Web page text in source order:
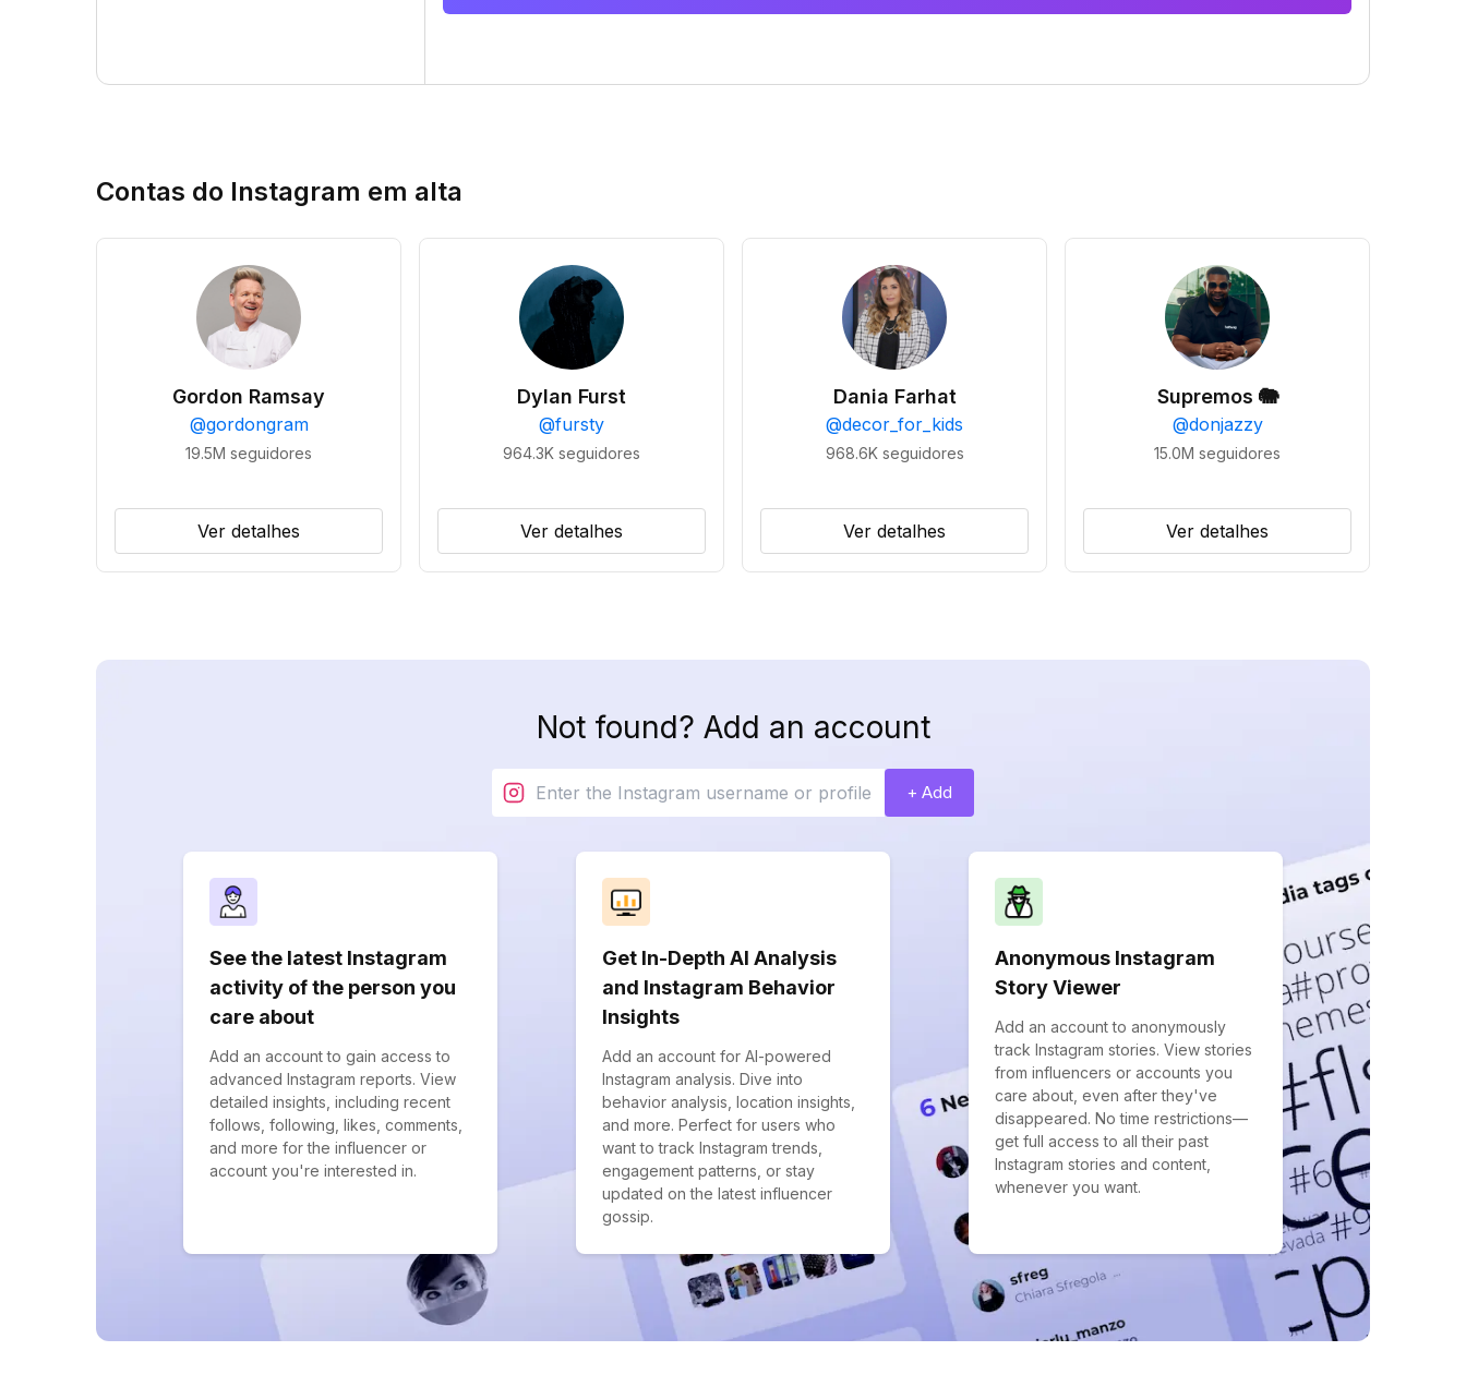
Contas do Instagram em alta
Gordon Ramsay
@gordongram
19.5M seguidores
Ver detalhes
Dylan Furst
@fursty
964.3K seguidores
Ver detalhes
Dania Farhat
@decor_for_kids
968.6K seguidores
Ver detalhes
Supremos 🐘
@donjazzy
15.0M seguidores
Ver detalhes
Not found? Add an account
+ Add
See the latest Instagram
activity of the person you
care about
Add an account to gain access to
advanced Instagram reports. View
detailed insights, including recent
follows, following, likes, comments,
and more for the influencer or
account you're interested in.
Get In-Depth AI Analysis
and Instagram Behavior
Insights
Add an account for AI-powered
Instagram analysis. Dive into
behavior analysis, location insights,
and more. Perfect for users who
want to track Instagram trends,
engagement patterns, or stay
updated on the latest influencer
gossip.
Anonymous Instagram
Story Viewer
Add an account to anonymously
track Instagram stories. View stories
from influencers or accounts you
care about, even after they've
disappeared. No time restrictions—
get full access to all their past
Instagram stories and content,
whenever you want.